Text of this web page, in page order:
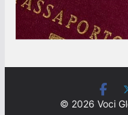
© 2026 Voci